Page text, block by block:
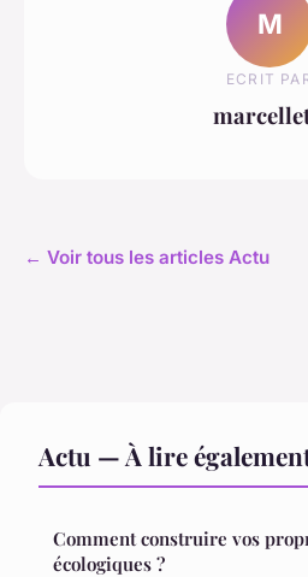
M
ECRIT
← Voir tous les articles Actu
Actu — À lire
Comment construire vos
écologiques ?